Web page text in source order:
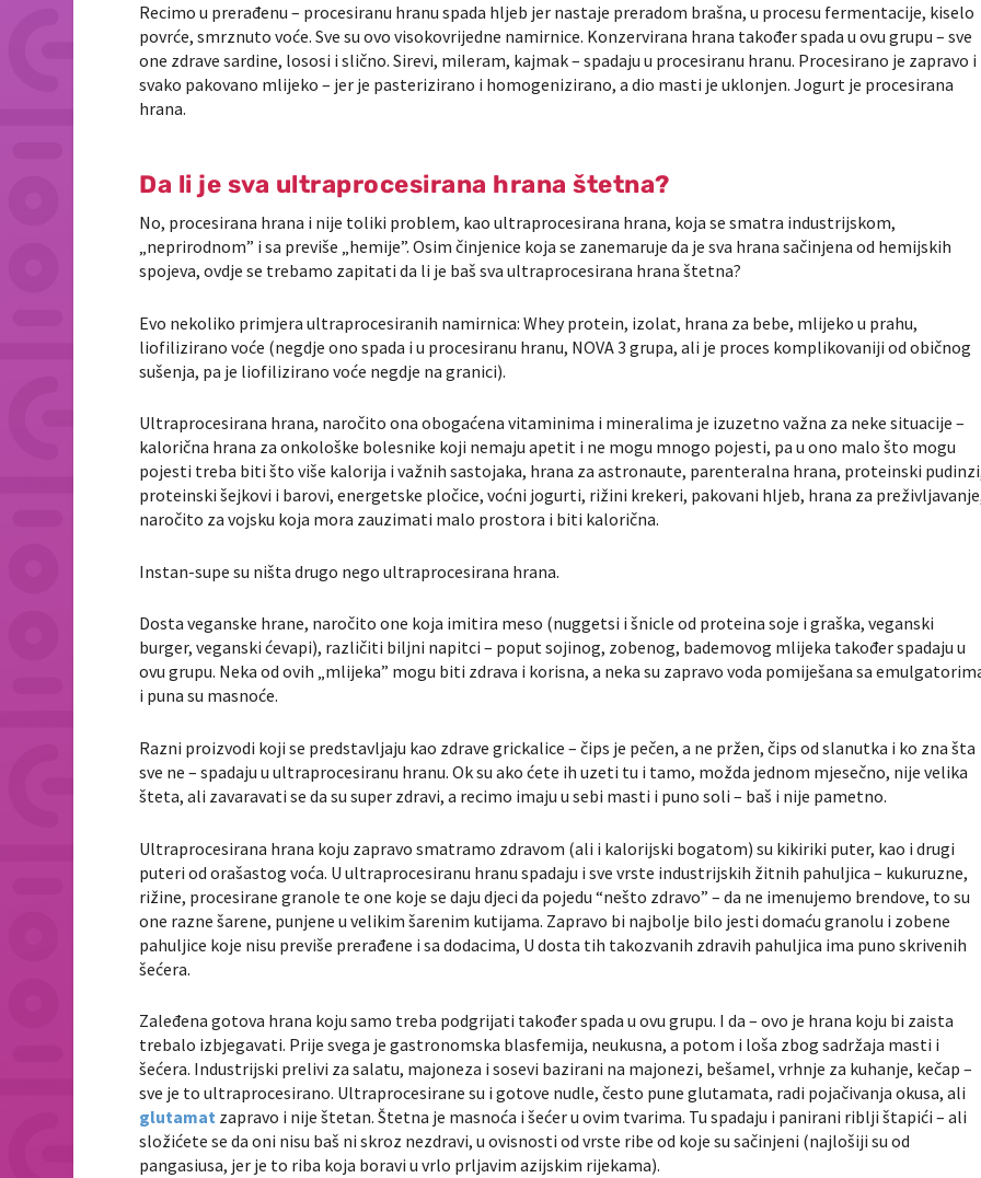
Recimo u prerađenu – procesiranu hranu spada hljeb jer nastaje preradom brašna, u procesu fermentacije, kiselo
povrće, smrznuto voće. Sve su ovo visokovrijedne namirnice. Konzervirana hrana također spada u ovu grupu – sve
one zdrave sardine, lososi i slično. Sirevi, mileram, kajmak – spadaju u procesiranu hranu. Procesirano je zapravo i
svako pakovano mlijeko – jer je pasterizirano i homogenizirano, a dio masti je uklonjen. Jogurt je procesirana
hrana.
Da li je sva ultraprocesirana hrana štetna?
No, procesirana hrana i nije toliki problem, kao ultraprocesirana hrana, koja se smatra industrijskom,
„neprirodnom” i sa previše „hemije”. Osim činjenice koja se zanemaruje da je sva hrana sačinjena od hemijskih
spojeva, ovdje se trebamo zapitati da li je baš sva ultraprocesirana hrana štetna?
Evo nekoliko primjera ultraprocesiranih namirnica: Whey protein, izolat, hrana za bebe, mlijeko u prahu,
liofilizirano voće (negdje ono spada i u procesiranu hranu, NOVA 3 grupa, ali je proces komplikovaniji od običnog
sušenja, pa je liofilizirano voće negdje na granici).
Ultraprocesirana hrana, naročito ona obogaćena vitaminima i mineralima je izuzetno važna za neke situacije –
kalorična hrana za onkološke bolesnike koji nemaju apetit i ne mogu mnogo pojesti, pa u ono malo što mogu
pojesti treba biti što više kalorija i važnih sastojaka, hrana za astronaute, parenteralna hrana, proteinski
proteinski šejkovi i barovi, energetske pločice, voćni jogurti, rižini krekeri, pakovani hljeb, hrana za
naročito za vojsku koja mora zauzimati malo prostora i biti kalorična.
Instan-supe su ništa drugo nego ultraprocesirana hrana.
Dosta veganske hrane, naročito one koja imitira meso (nuggetsi i šnicle od proteina soje i graška, veganski
burger, veganski ćevapi), različiti biljni napitci – poput sojinog, zobenog, bademovog mlijeka također spadaju u
ovu grupu. Neka od ovih „mlijeka” mogu biti zdrava i korisna, a neka su zapravo voda pomiješana sa
i puna su masnoće.
Razni proizvodi koji se predstavljaju kao zdrave grickalice – čips je pečen, a ne pržen, čips od slanutka i ko zna šta
sve ne – spadaju u ultraprocesiranu hranu. Ok su ako ćete ih uzeti tu i tamo, možda jednom mjesečno, nije velika
šteta, ali zavaravati se da su super zdravi, a recimo imaju u sebi masti i puno soli – baš i nije pametno.
Ultraprocesirana hrana koju zapravo smatramo zdravom (ali i kalorijski bogatom) su kikiriki puter, kao i drugi
puteri od orašastog voća. U ultraprocesiranu hranu spadaju i sve vrste industrijskih žitnih pahuljica – kukuruzne,
rižine, procesirane granole te one koje se daju djeci da pojedu “nešto zdravo” – da ne imenujemo brendove, to su
one razne šarene, punjene u velikim šarenim kutijama. Zapravo bi najbolje bilo jesti domaću granolu i zobene
pahuljice koje nisu previše prerađene i sa dodacima, U dosta tih takozvanih zdravih pahuljica ima puno skrivenih
šećera.
Zaleđena gotova hrana koju samo treba podgrijati također spada u ovu grupu. I da – ovo je hrana koju bi zaista
trebalo izbjegavati. Prije svega je gastronomska blasfemija, neukusna, a potom i loša zbog sadržaja masti i
šećera. Industrijski prelivi za salatu, majoneza i sosevi bazirani na majonezi, bešamel, vrhnje za kuhanje, kečap –
sve je to ultraprocesirano. Ultraprocesirane su i gotove nudle, često pune glutamata, radi pojačivanja okusa, ali
glutamat zapravo i nije štetan. Štetna je masnoća i šećer u ovim tvarima. Tu spadaju i panirani riblji štapići – ali
složićete se da oni nisu baš ni skroz nezdravi, u ovisnosti od vrste ribe od koje su sačinjeni (najlošiji su od
pangasiusa, jer je to riba koja boravi u vrlo prljavim azijskim rijekama).